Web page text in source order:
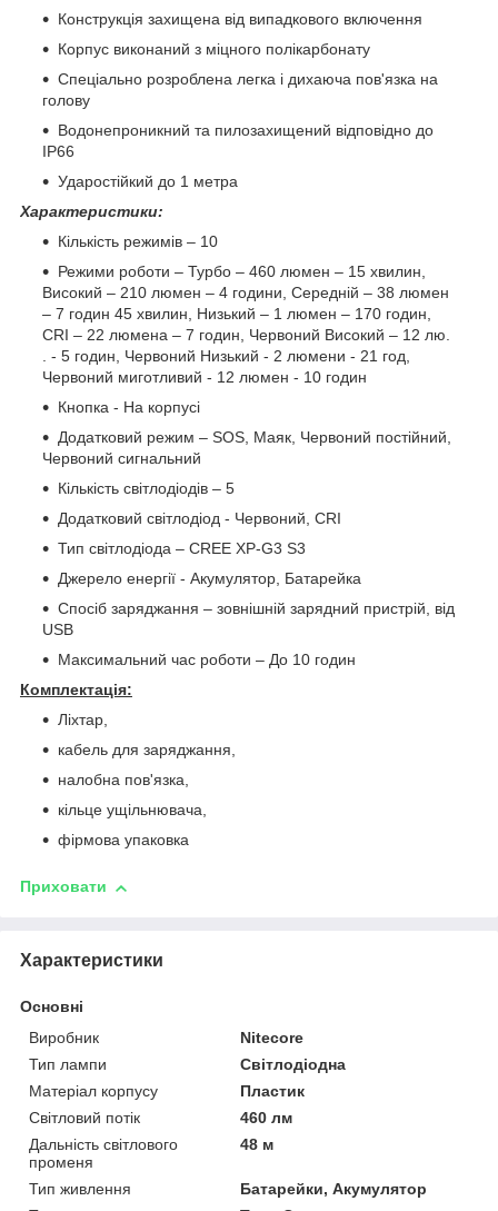
Конструкція захищена від випадкового включення
Корпус виконаний з міцного полікарбонату
Спеціально розроблена легка і дихаюча пов'язка на
голову
Водонепроникний та пилозахищений відповідно до
IP66
Ударостійкий до 1 метра
Характеристики:
Кількість режимів – 10
Режими роботи – Турбо – 460 люмен – 15 хвилин,
Високий – 210 люмен – 4 години, Середній – 38 люмен
– 7 годин 45 хвилин, Низький – 1 люмен – 170 годин,
CRI – 22 люмена – 7 годин, Червоний Високий – 12 лю.
. - 5 годин, Червоний Низький - 2 люмени - 21 год,
Червоний миготливий - 12 люмен - 10 годин
Кнопка - На корпусі
Додатковий режим – SOS, Маяк, Червоний постійний,
Червоний сигнальний
Кількість світлодіодів – 5
Додатковий світлодіод - Червоний, CRI
Тип світлодіода – CREE XP-G3 S3
Джерело енергії - Акумулятор, Батарейка
Спосіб заряджання – зовнішній зарядний пристрій, від
USB
Максимальний час роботи – До 10 годин
Комплектація:
Ліхтар,
кабель для заряджання,
налобна пов'язка,
кільце ущільнювача,
фірмова упаковка
Приховати
Характеристики
Основні
Виробник
Nitecore
Тип лампи
Світлодіодна
Матеріал корпусу
Пластик
Світловий потік
460 лм
Дальність світлового
променя
48 м
Тип живлення
Батарейки, Акумулятор